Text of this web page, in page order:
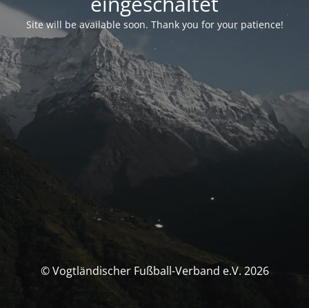
Site will be available soon. Thank you for your patience!
© Vogtländischer Fußball-Verband e.V. 2026